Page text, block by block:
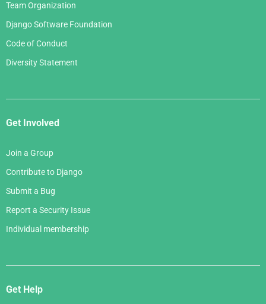
Team Organization
Django Software Foundation
Code of Conduct
Diversity Statement
Get Involved
Join a Group
Contribute to Django
Submit a Bug
Report a Security Issue
Individual membership
Get Help